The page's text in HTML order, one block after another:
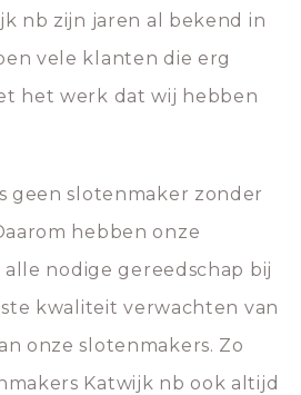
nb zijn jaren al bekend in
vele klanten die erg
het werk dat wij hebben
geen slotenmaker zonder
hebben onze
nodige gereedschap bij
kwaliteit verwachten van
onze slotenmakers. Zo
Katwijk nb ook altijd